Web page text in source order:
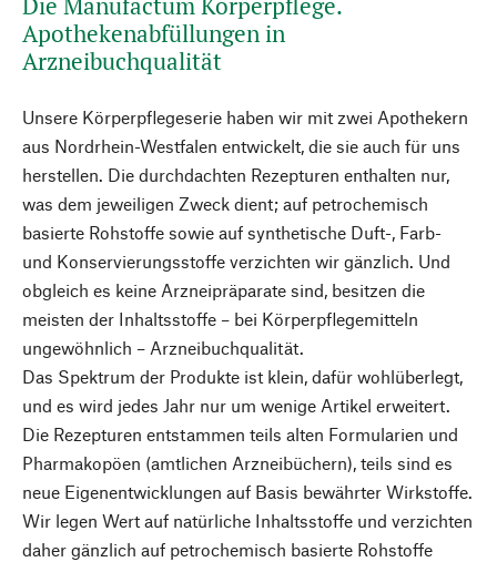
Apothekenabfüllungen in
Arzneibuchqualität
Unsere Körperpflegeserie haben wir mit zwei Apothekern
aus Nordrhein-Westfalen entwickelt, die sie auch für uns
herstellen. Die durchdachten Rezepturen enthalten nur,
was dem jeweiligen Zweck dient; auf petrochemisch
basierte Rohstoffe sowie auf synthetische Duft-, Farb-
und Konservierungsstoffe verzichten wir gänzlich. Und
obgleich es keine Arzneipräparate sind, besitzen die
meisten der Inhaltsstoffe – bei Körperpflegemitteln
ungewöhnlich – Arzneibuchqualität.
Das Spektrum der Produkte ist klein, dafür wohlüberlegt,
und es wird jedes Jahr nur um wenige Artikel erweitert.
Die Rezepturen entstammen teils alten Formularien und
Pharmakopöen (amtlichen Arzneibüchern), teils sind es
neue Eigenentwicklungen auf Basis bewährter Wirkstoffe.
Wir legen Wert auf natürliche Inhaltsstoffe und verzichten
daher gänzlich auf petrochemisch basierte Rohstoffe